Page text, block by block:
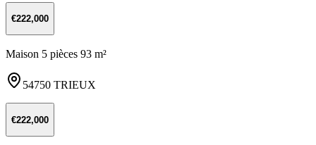
€222,000
Maison 5 pièces 93 m²
54750 TRIEUX
€222,000